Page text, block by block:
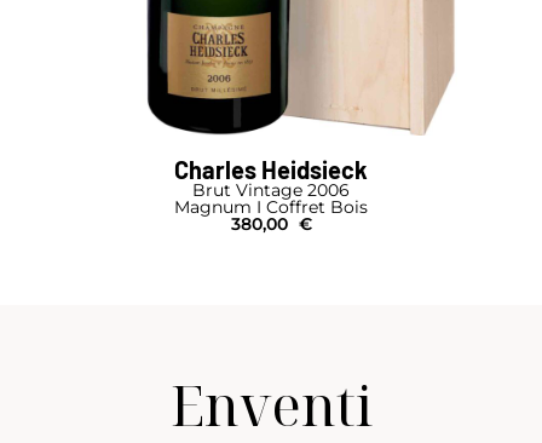
Charles Heidsieck
Brut Vintage 2006
Magnum I Coffret Bois
380,00 €
Enventi